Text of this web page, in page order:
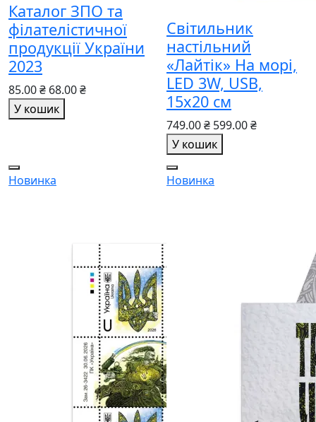
Каталог ЗПО та
філателістичної
продукції України
2023
85.00 ₴ 68.00 ₴
У кошик
Світильник
настільний
«Лайтік» На морі,
LED 3W, USB,
15х20 см
749.00 ₴ 599.00 ₴
У кошик
Новинка Новинка